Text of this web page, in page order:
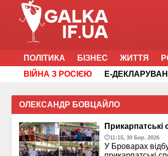
ПОЛІТИКА БІЗНЕС ЖИТТЯ
ВІЙНА З РОСІЄЮ
Е-
ОЛЕКСАНДР БОВЦАЙЛО
Прикарпатські
11:15, 30 Бер. 2026
У Броварах